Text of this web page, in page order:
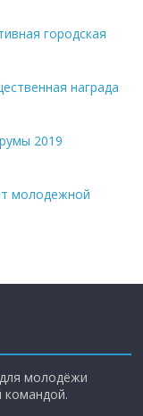
городская
награда
2019
молодежной
молодёжи